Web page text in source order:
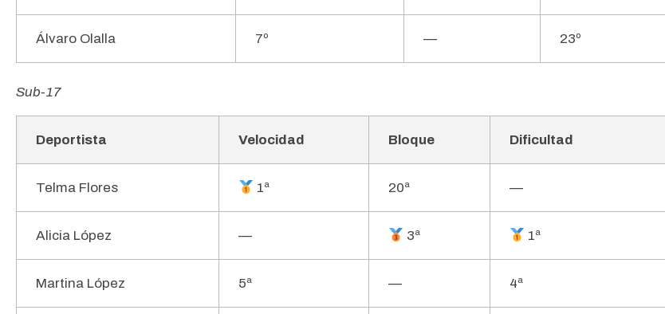
Álvaro Olalla 7º — 23º
Sub-17
Deportista Velocidad Bloque Dificultad
Telma Flores 1ª 20ª —
Alicia López — 3ª 1ª
Martina López 5ª — 4ª